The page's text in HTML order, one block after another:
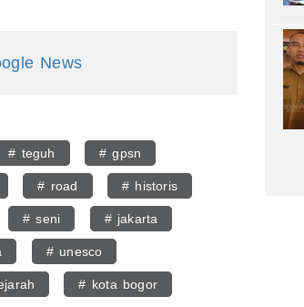
News
# teguh # gpsn
# road # historis
# seni # jakarta
# unesco
# kota bogor